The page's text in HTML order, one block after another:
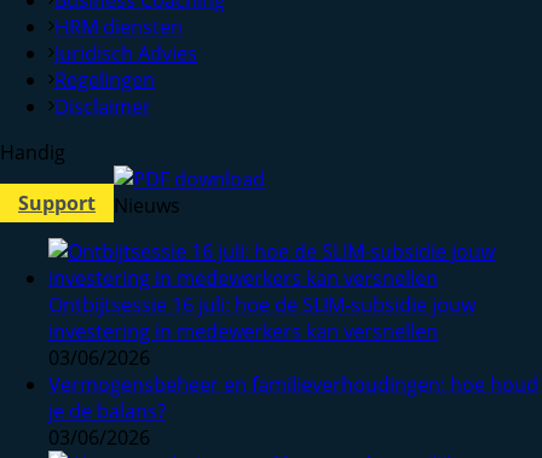
HRM diensten
Juridisch Advies
Regelingen
Disclaimer
Handig
Support
Nieuws
Ontbijtsessie 16 juli: hoe de SLIM-subsidie jouw
investering in medewerkers kan versnellen
03/06/2026
Vermogensbeheer en familieverhoudingen: hoe houd
je de balans?
03/06/2026